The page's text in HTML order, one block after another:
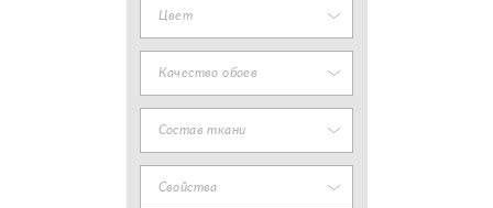
Цвет
Качество обоев
Состав ткани
Свойства